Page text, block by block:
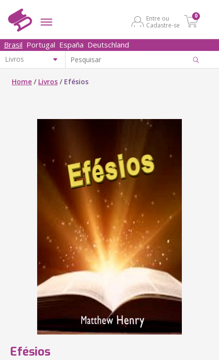
Entre ou
Cadastre-se
0
Brasil Portugal España Deutschland
Home / Livros / Efésios
Efésios